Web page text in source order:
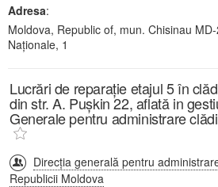
Adresa:
Moldova, Republic of, mun. Chisinau
Naționale, 1
Lucrări de reparație etajul 5 în
din str. A. Pușkin 22, aflată in
Generale pentru administrare
Direcția generală pentru
Republicii Moldova